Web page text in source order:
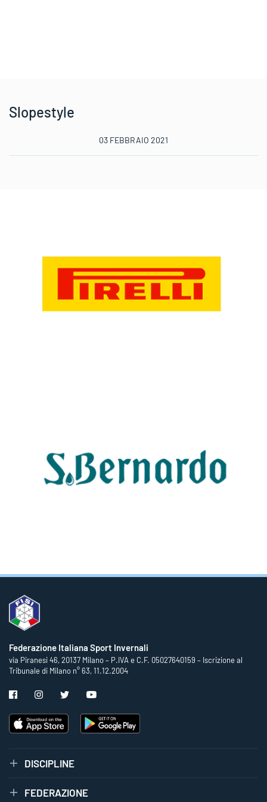
Slopestyle
03 FEBBRAIO 2021
Federazione Italiana Sport Invernali
via Piranesi 46, 20137 Milano – P.IVA e C.F. 05027640159 – Iscrizione al
Tribunale di Milano n° 63, 11.12.2004
DISCIPLINE
FEDERAZIONE